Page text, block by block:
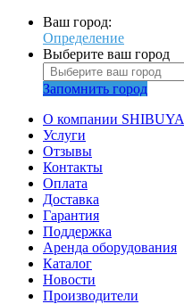
Ваш город:
Определение
Выберите ваш город
Запомнить город
О компании SHIBUYA
Услуги
Отзывы
Контакты
Оплата
Доставка
Гарантия
Поддержка
Аренда оборудования
Каталог
Новости
Производители